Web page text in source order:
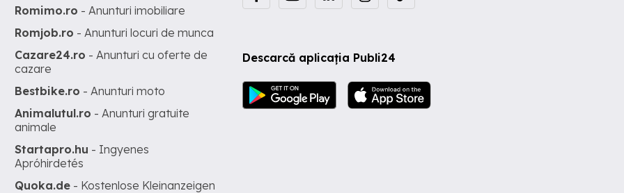
Descarcă aplicația Publi24
Romimo.ro - Anunturi imobiliare
Romjob.ro - Anunturi locuri de munca
Cazare24.ro - Anunturi cu oferte de
cazare
Bestbike.ro - Anunturi moto
Animalutul.ro - Anunturi gratuite
animale
Startapro.hu - Ingyenes
Apróhirdetés
Quoka.de - Kostenlose Kleinanzeigen